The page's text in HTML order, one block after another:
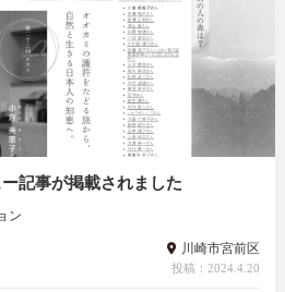
記事が掲載されました
ン
川崎市宮前区
投稿：2024.4.20